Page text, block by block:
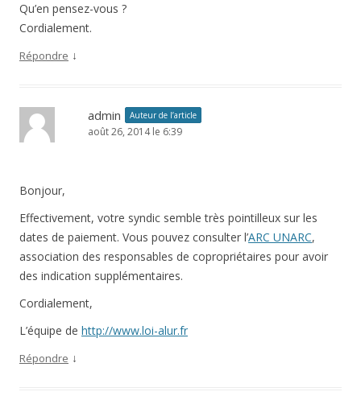
Qu’en pensez-vous ?
Cordialement.
Répondre ↓
admin Auteur de l’article
août 26, 2014 le 6:39
Bonjour,
Effectivement, votre syndic semble très pointilleux sur les
dates de paiement. Vous pouvez consulter l’ARC UNARC,
association des responsables de copropriétaires pour avoir
des indication supplémentaires.
Cordialement,
L’équipe de http://www.loi-alur.fr
Répondre ↓